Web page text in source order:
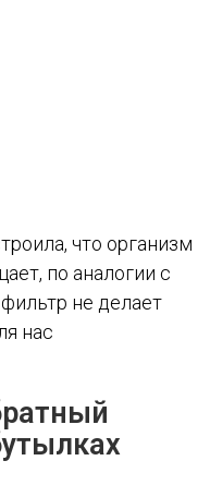
что организм
по аналогии с
не делает
нас